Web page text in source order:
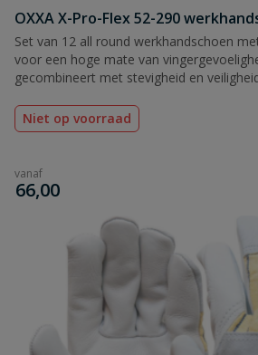
OXXA X-Pro-Flex 52-290
Set van 12 all round werkhandschoen
voor een hoge mate van
gecombineert met stevigheid en
Niet op voorraad
vanaf
€
66,00